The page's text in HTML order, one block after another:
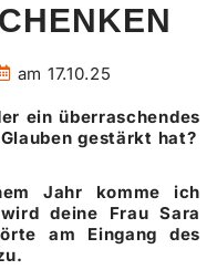
am 17.10.25
ein überraschendes
gestärkt hat?
Jahr komme ich
deine Frau Sara
am Eingang des